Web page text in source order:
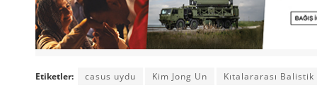
Etiketler: casus uydu Kim Jong Un Kıtalararası Balistik